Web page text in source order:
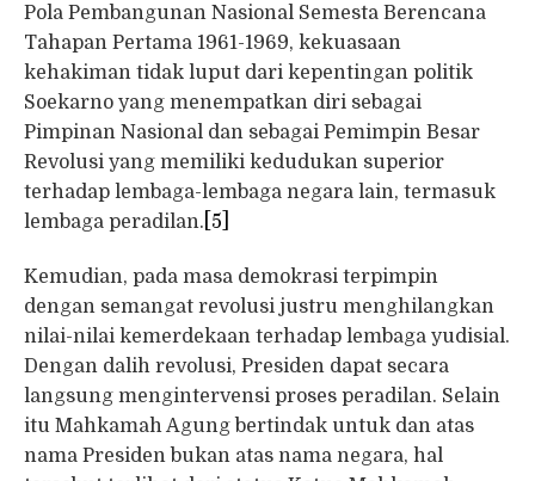
Pola Pembangunan Nasional Semesta Berencana
Tahapan Pertama 1961-1969, kekuasaan
kehakiman tidak luput dari kepentingan politik
Soekarno yang menempatkan diri sebagai
Pimpinan Nasional dan sebagai Pemimpin Besar
Revolusi yang memiliki kedudukan superior
terhadap lembaga-lembaga negara lain, termasuk
lembaga peradilan. [5]
Kemudian, pada masa demokrasi terpimpin
dengan semangat revolusi justru menghilangkan
nilai-nilai kemerdekaan terhadap lembaga yudisial.
Dengan dalih revolusi, Presiden dapat secara
langsung mengintervensi proses peradilan. Selain
itu Mahkamah Agung bertindak untuk dan atas
nama Presiden bukan atas nama negara, hal